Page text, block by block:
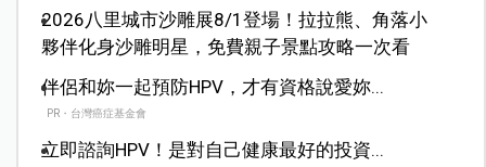
2026八里城市沙雕展8/1登場！拉拉熊、角落小
夥伴化身沙雕明星，免費親子景點攻略一次看
伴侶和妳一起預防HPV，才有資格說愛妳...
PR・台灣癌症基金會
立即諮詢HPV！是對自己健康最好的投資...